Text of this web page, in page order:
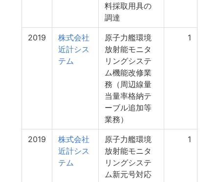
料採取用具の
調達
2019
株式会社
近計シス
テム
原子力艦環境
放射能モニタ
リングシステ
ム機能改修業
務（周辺線量
当量率格納テ
ーブル追加等
業務）
1
2019
株式会社
近計シス
テム
原子力艦環境
放射能モニタ
リングシステ
ム新元号対応
1